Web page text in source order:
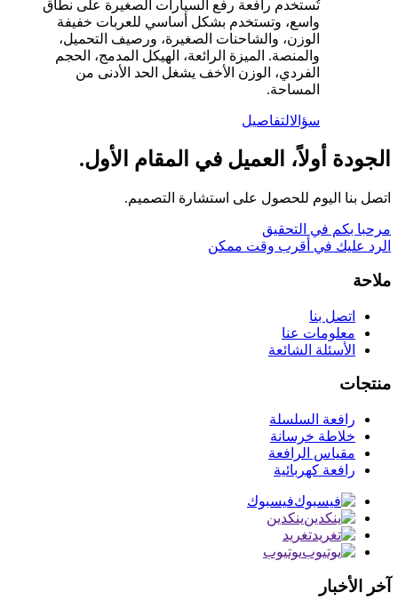
تُستخدم رافعة رفع السيارات الصغيرة على نطاق
واسع، وتستخدم بشكل أساسي للعربات خفيفة
الوزن، والشاحنات الصغيرة، ورصيف التحميل،
والمنصة. الميزة الرائعة، الهيكل المدمج، الحجم
الفردي، الوزن الأخف يشغل الحد الأدنى من
المساحة.
سؤالالتفاصيل
الجودة أولاً، العميل في المقام الأول.
اتصل بنا اليوم للحصول على استشارة التصميم.
مرحبا بكم في التحقيق
الرد عليك في أقرب وقت ممكن
ملاحة
اتصل بنا
معلومات عنا
الأسئلة الشائعة
منتجات
رافعة السلسلة
خلاطة خرسانة
مقياس الرافعة
رافعة كهربائية
فيسبوك
ينكدين
تغريد
يوتيوب
آخر الأخبار